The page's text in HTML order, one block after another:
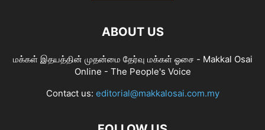
ABOUT US
மக்கள் இதயத்தின் முதன்மை தேர்வு மக்கள் ஓசை - Makkal Osai
Online - The People's Voice
Contact us: editorial@makkalosai.com.my